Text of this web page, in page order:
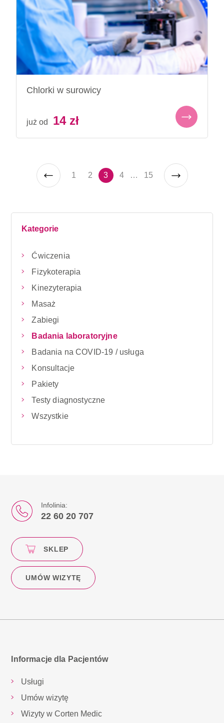
Chlorki w surowicy
już od 14 zł
1 2 3 4 … 15
Kategorie
Ćwiczenia
Fizykoterapia
Kinezyterapia
Masaż
Zabiegi
Badania laboratoryjne
Badania na COVID-19 / usługa
Konsultacje
Pakiety
Testy diagnostyczne
Wszystkie
Infolinia:
22 60 20 707
SKLEP
UMÓW WIZYTĘ
Informacje dla Pacjentów
Usługi
Umów wizytę
Wizyty w Corten Medic